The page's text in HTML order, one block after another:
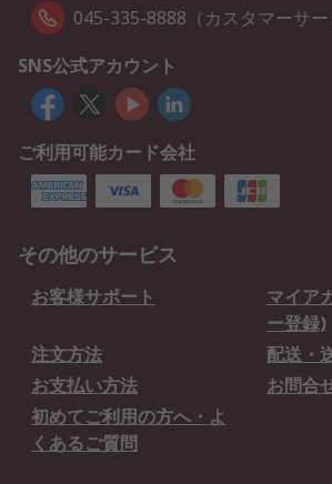
045-335-8888（カスタマーサー
SNS公式アカウント
ご利用可能カード会社
その他のサービス
お客様サポート
マイア
ー登録)
注文方法
配送・
お支払い方法
お問合
初めてご利用の方へ・よ
くあるご質問